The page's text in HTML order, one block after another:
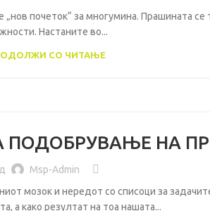
почеток“ за многумина. Прашината се
Настаните во...
СО ЧИТАЊЕ
ПОДОБРУВАЊЕ НА
Msp-Admin
и нередот со списоци за задачите
а како резултат на тоа нашата...